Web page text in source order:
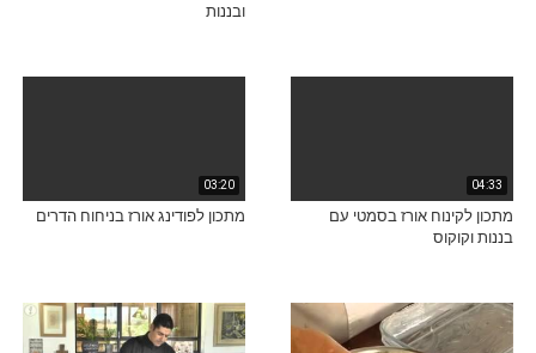
ובננות
04:33
מתכון לקינוח אורז בסמטי עם
בננות וקוקוס
03:20
מתכון לפודינג אורז בניחוח הדרים